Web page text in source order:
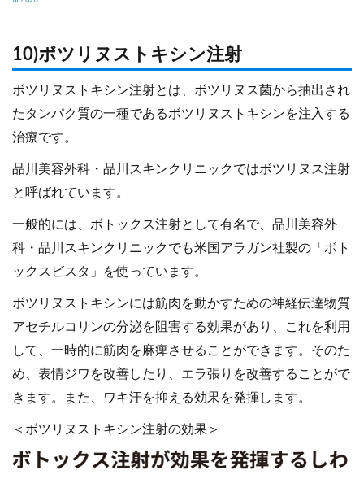
10)ボツリヌストキシン注射
ボツリヌストキシン注射とは、ボツリヌス菌から抽出され
たタンパク質の一種であるボツリヌストキシンを注入する
治療です。
品川美容外科・品川スキンクリニックではボツリヌス注射
と呼ばれています。
一般的には、ボトックス注射として有名で、品川美容外
科・品川スキンクリニックでも米国アラガン社製の「ボト
ックスビスタ」を使っています。
ボツリヌストキシンには筋肉を動かすための神経伝達物質
アセチルコリンの分泌を阻害する効果があり、これを利用
して、一時的に筋肉を麻痺させることができます。そのた
め、表情ジワを改善したり、エラ張りを改善することがで
きます。また、ワキ汗を抑える効果を発揮します。
＜ボツリヌストキシン注射の効果＞